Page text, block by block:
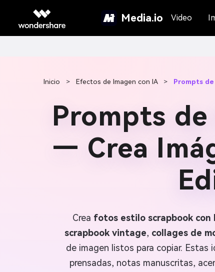
Media.io Video
Inicio > Efectos de Imagen con IA > Prompts
Prompts
— Crea
Crea fotos estilo scrapbook con
scrapbook vintage, collages de
de imagen listos para copiar. Estas
prensadas, notas manuscritas,